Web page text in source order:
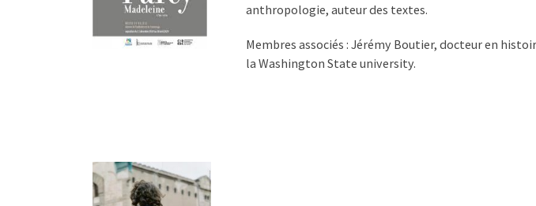
anthropologie, auteur des textes.
Membres associés : Jérémy Boutier, docteur en
la Washington State university.